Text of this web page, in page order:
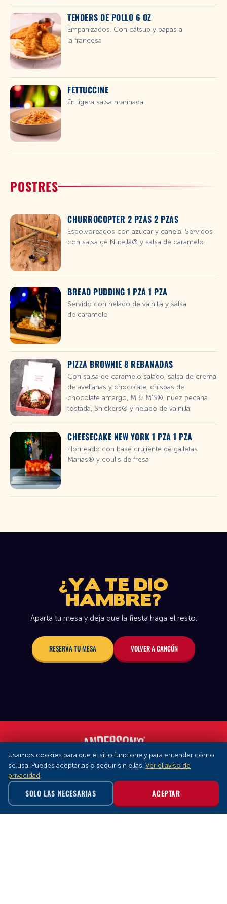
TENDERS DE POLLO 6 OZ
Empanizados. Con cátsup y papas a
la francesa
FETTUCCINE
En ligera salsa marinada
POSTRES
CHURROCOPTER 2 PZAS 2 PZAS
Espolvoreados con azúcar y canela. Servidos
con salsa de Nutella® y salsa de caramelo
BREAD PUDDING 1 PZA 1 PZA
Servido con helado de vainilla y salsa
de caramelo
PIZZA BROWNIE 8 REBANADAS
Con salsa de caramelo salado, salsa de crema
de avellanas y chocolate, chispas de
chocolate amargo, M & M'S®, nuez pecana
tostada, Snickers® y helado de vainilla
CHEESECAKE NEW YORK 1 PZA 1 PZA
Horneado con base crujiente de galletas
Marias® y coulis de fresa
¿YA TE DIO
HAMBRE?
Aparta tu mesa y deja que la fiesta haga el resto.
RESERVA TU MESA VOLVER A CANCÚN
ENTRADAS ENSALADAS ENCHILADAS Y FAJITAS HAMBURGUESAS
Usamos cookies para que el sitio funcione y para entender cómo
se usa. Puedes aceptarlas o seguir sin ellas. Ver el aviso de
privacidad.
SOLO LAS NECESARIAS ACEPTAR